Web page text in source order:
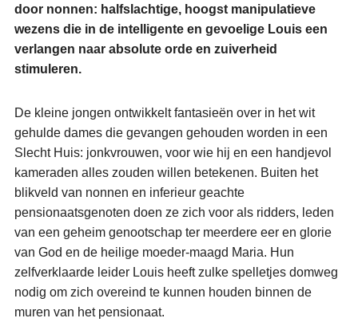
door nonnen: halfslachtige, hoogst manipulatieve
wezens die in de intelligente en gevoelige Louis een
verlangen naar absolute orde en zuiverheid
stimuleren.
De kleine jongen ontwikkelt fantasieën over in het wit
gehulde dames die gevangen gehouden worden in een
Slecht Huis: jonkvrouwen, voor wie hij en een handjevol
kameraden alles zouden willen betekenen. Buiten het
blikveld van nonnen en inferieur geachte
pensionaatsgenoten doen ze zich voor als ridders, leden
van een geheim genootschap ter meerdere eer en glorie
van God en de heilige moeder-maagd Maria. Hun
zelfverklaarde leider Louis heeft zulke spelletjes domweg
nodig om zich overeind te kunnen houden binnen de
muren van het pensionaat.